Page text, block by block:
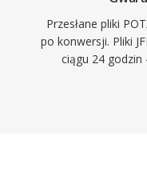
Przesłane pliki
po konwersji. Pliki
ciągu 24